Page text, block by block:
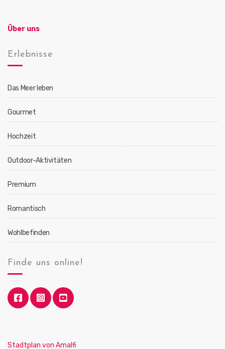
Über uns
Erlebnisse
Das Meer leben
Gourmet
Hochzeit
Outdoor-Aktivitäten
Premium
Romantisch
Wohlbefinden
Finde uns online!
Stadtplan von Amalfi